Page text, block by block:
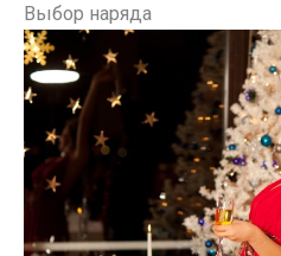
Выбор наряда